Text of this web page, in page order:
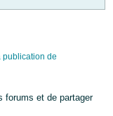
publication de
forums et de partager